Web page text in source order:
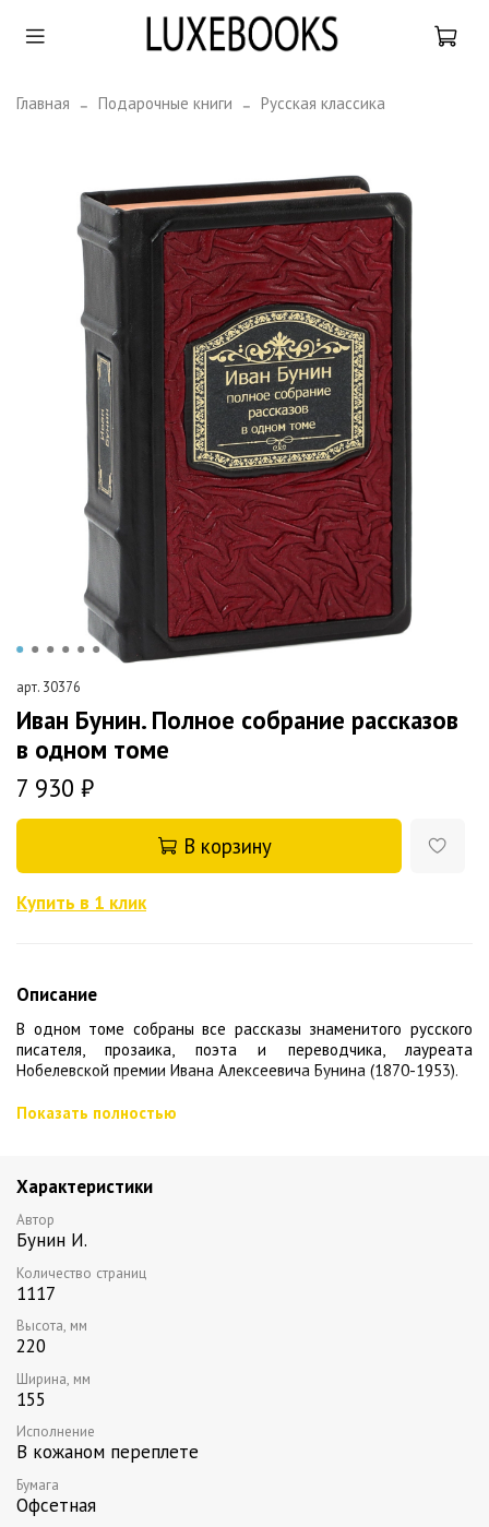
Главная Подарочные книги Русская классика
арт. 30376
Иван Бунин. Полное собрание рассказов
в одном томе
7 930 ₽
В корзину
Купить в 1 клик
Описание
В одном томе собраны все рассказы знаменитого русского
писателя, прозаика, поэта и переводчика, лауреата
Нобелевской премии Ивана Алексеевича Бунина (1870-1953).
Наверное, никто ни до, ни после Бунина не создал в
каждому, это и великое счастье, и дорогое сердцу
воспоминание, а порой и страшная трагедия,
оборачивающаяся смертью. Каждая из новелл, составляющих
этот сборник, - отдельная история любви.
Исполнение: переплет из натуральной кожи, металл: черненая
Все книги серии
Показать полностью
Характеристики
Автор
Бунин И.
Количество страниц
1117
Высота, мм
220
Ширина, мм
155
Исполнение
В кожаном переплете
Бумага
Офсетная